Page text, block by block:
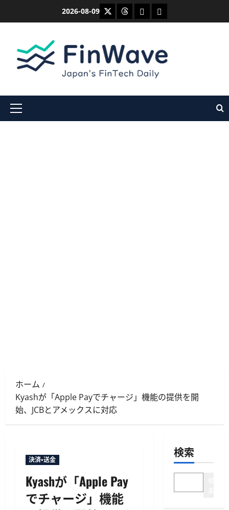
2026-08-09 X ThreadsBlueskyMastodon
メ
ホーム
Kyashが「Apple Payでチャージ」機能の提供を開
始、JCBとアメックスに対応
決済・送金
Kyashが「Apple Pay
でチャージ」機能
検索